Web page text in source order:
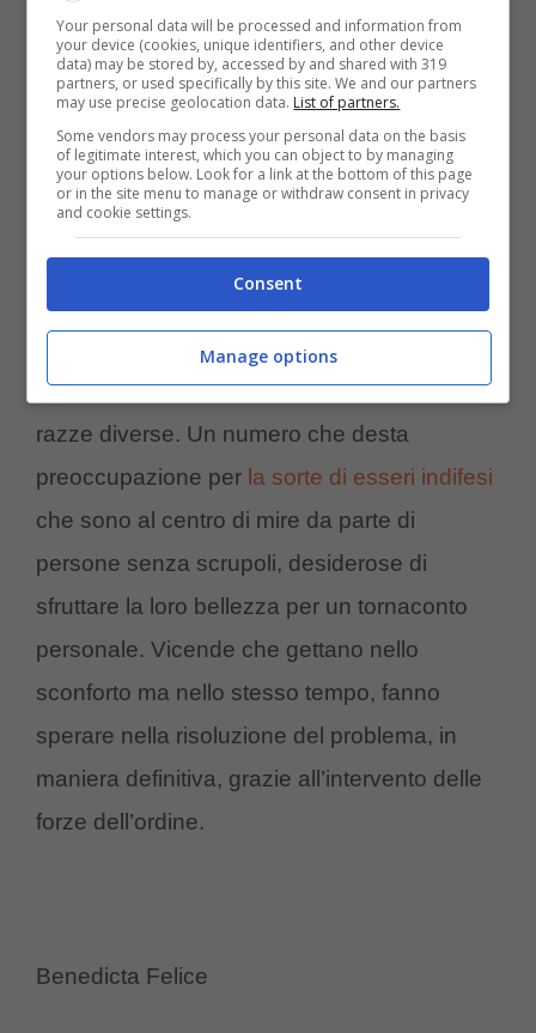
sfuggita alla Guardia di Finanza che ha
individuato prontamente i responsabili.
Questo è solo l’ennesimo di tanti altri casi
che continuano a verificarsi, nonostante gli
arresti e i ripetuti appelli a non maltrattare gli
animali, con ogni mezzo di informazione
possibile. Infatti, le fiamme gialle di Gorizia,
solo nel 2020, si sono occupati del
sequestro di 200 cuccioliappartenenti a 25
razze diverse. Un numero che desta
preoccupazione per la sorte di esseri indifesi
che sono al centro di mire da parte di
persone senza scrupoli, desiderose di
sfruttare la loro bellezza per un tornaconto
personale. Vicende che gettano nello
sconforto ma nello stesso tempo, fanno
sperare nella risoluzione del problema, in
maniera definitiva, grazie all’intervento delle
forze dell’ordine.
Benedicta Felice
Your personal data will be processed and information from
your device (cookies, unique identifiers, and other device
data) may be stored by, accessed by and shared with 319
partners, or used specifically by this site. We and our partners
may use precise geolocation data. List of partners.
Some vendors may process your personal data on the basis
of legitimate interest, which you can object to by managing
your options below. Look for a link at the bottom of this page
or in the site menu to manage or withdraw consent in privacy
and cookie settings.
Consent
Manage options